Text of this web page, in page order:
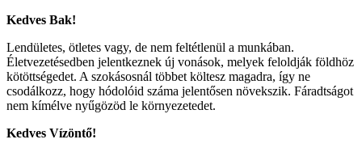
Kedves Bak!
Lendületes, ötletes vagy, de nem feltétlenül a munkában.
Életvezetésedben jelentkeznek új vonások, melyek feloldják földhöz
kötöttségedet. A szokásosnál többet költesz magadra, így ne
csodálkozz, hogy hódolóid száma jelentősen növekszik. Fáradtságot
nem kímélve nyűgözöd le környezetedet.
Kedves Vízöntő!